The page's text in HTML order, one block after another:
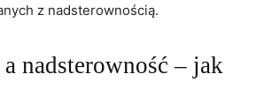
z‌ nadsterownością.
nadsterowność – jak